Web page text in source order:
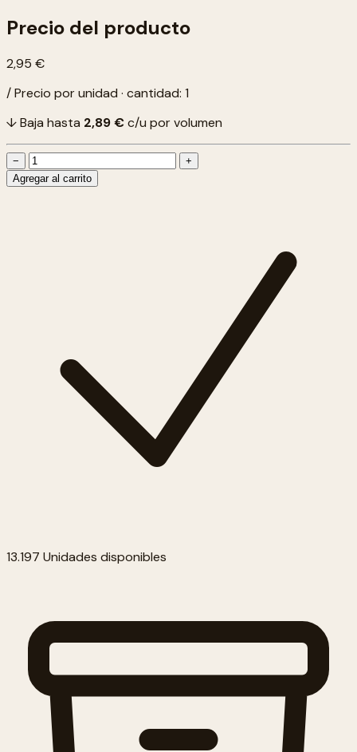
Precio del producto
2,95 €
/ Precio por unidad · cantidad: 1
↓ Baja hasta 2,89 €c/u por volumen
−
+
Agregar al carrito
13.197 Unidades disponibles